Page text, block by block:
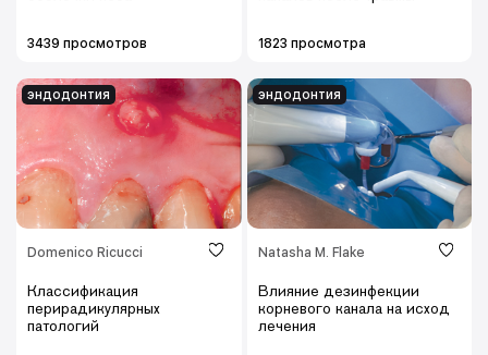
3439 просмотров 1823 просмотра
эндодонтия
Domenico Ricucci
Классификация
перирадикулярных
патологий
эндодонтия
Natasha M. Flake
Влияние дезинфекции
корневого канала на исход
лечения